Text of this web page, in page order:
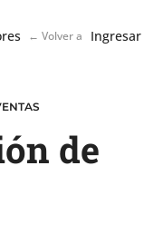
← Volver a Ingresar
de